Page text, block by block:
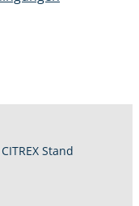
CITREX Stand